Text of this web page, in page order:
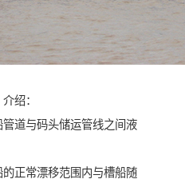
绍：
道与码头储运管线之间液
正常漂移范围内与槽船随